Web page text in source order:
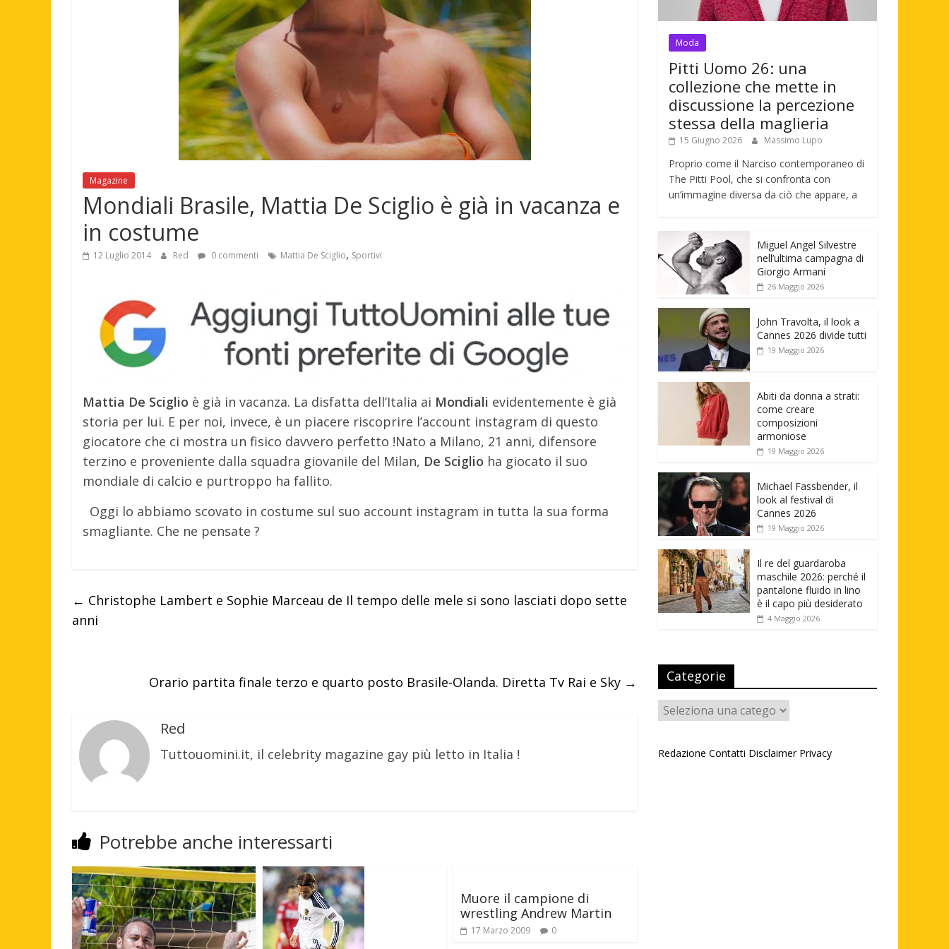
Magazine
Mondiali Brasile, Mattia De Sciglio è già in vacanza e
in costume
12 Luglio 2014 Red 0 commenti Mattia De Sciglio, Sportivi
Mattia De Sciglio è già in vacanza. La disfatta dell’Italia ai Mondiali evidentemente è già
storia per lui. E per noi, invece, è un piacere riscoprire l’account instagram di questo
giocatore che ci mostra un fisico davvero perfetto !Nato a Milano, 21 anni, difensore
terzino e proveniente dalla squadra giovanile del Milan, De Sciglio ha giocato il suo
mondiale di calcio e purtroppo ha fallito.
Oggi lo abbiamo scovato in costume sul suo account instagram in tutta la sua forma
smagliante. Che ne pensate ?
← Christophe Lambert e Sophie Marceau de Il tempo delle mele si sono lasciati dopo sette
anni
Orario partita finale terzo e quarto posto Brasile-Olanda. Diretta Tv Rai e Sky →
Red
Tuttouomini.it, il celebrity magazine gay più letto in Italia !
Potrebbe anche interessarti
Muore il campione di
wrestling Andrew Martin
17 Marzo 2009 0
Moda
Pitti Uomo 26: una
collezione che mette in
discussione la percezione
stessa della maglieria
15 Giugno 2026 Massimo Lupo
Proprio come il Narciso contemporaneo di
The Pitti Pool, che si confronta con
un’immagine diversa da ciò che appare, a
Miguel Angel Silvestre
nell’ultima campagna di
Giorgio Armani
26 Maggio 2026
John Travolta, il look a
Cannes 2026 divide tutti
19 Maggio 2026
Abiti da donna a strati:
come creare
composizioni
armoniose
19 Maggio 2026
Michael Fassbender, il
look al festival di
Cannes 2026
19 Maggio 2026
Il re del guardaroba
maschile 2026: perché il
pantalone fluido in lino
è il capo più desiderato
4 Maggio 2026
Categorie
Categorie
Redazione Contatti Disclaimer Privacy